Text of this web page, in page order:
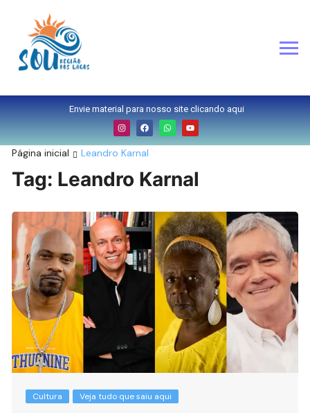
Envie material para nosso site clicando aqui
Página inicial Leandro Karnal
Tag: Leandro Karnal
Cultura Veja tudo que saiu aqui